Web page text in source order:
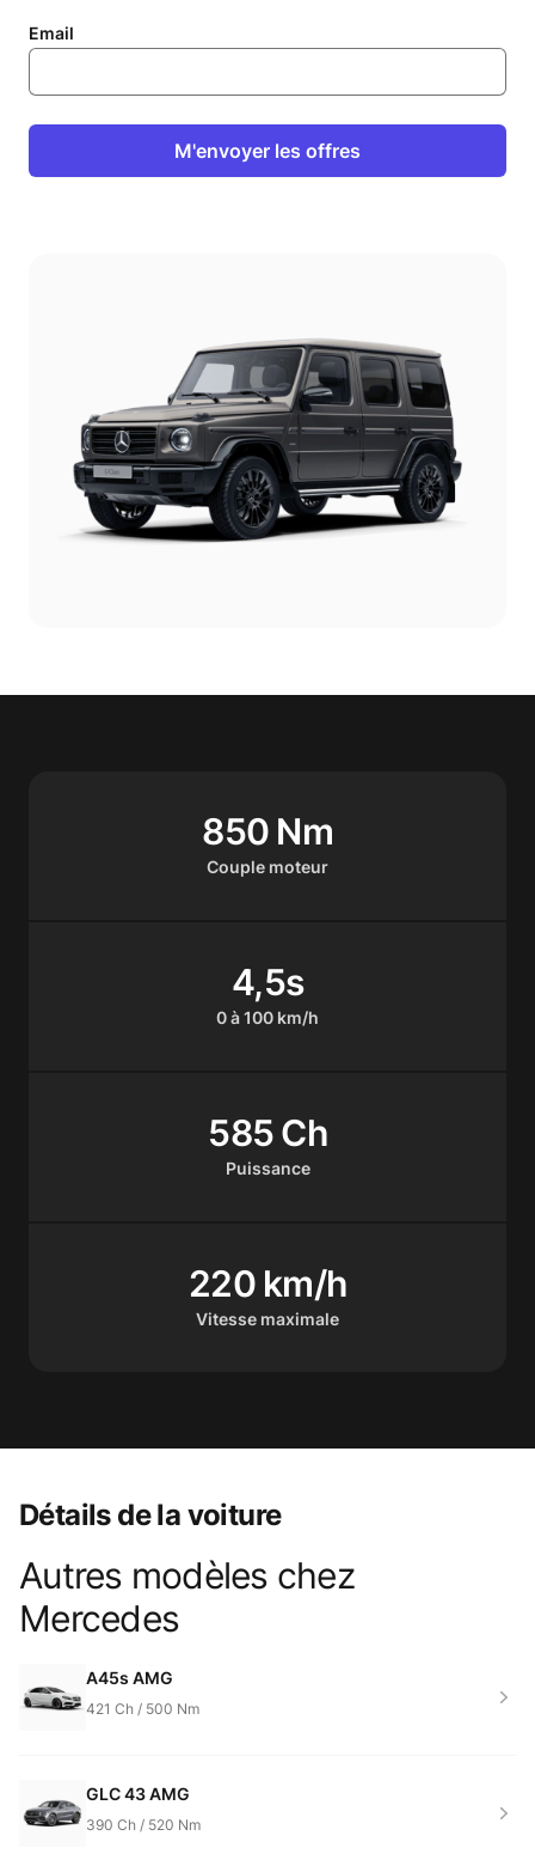
Email
M'envoyer les offres
Couple moteur
850 Nm
0 à 100 km/h
4,5s
Puissance
585 Ch
Vitesse maximale
220 km/h
Détails de la voiture
Product information
Autres modèles chez
Mercedes
A45s AMG
421 Ch / 500 Nm
GLC 43 AMG
390 Ch / 520 Nm